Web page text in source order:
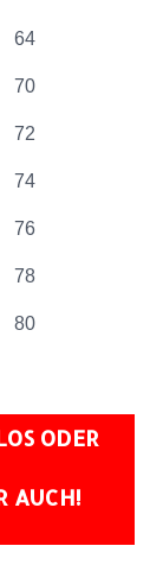
64
70
72
74
76
78
80
ODER
AUCH!